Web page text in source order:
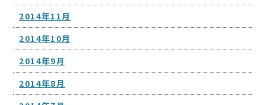
2014年11月
2014年10月
2014年9月
2014年8月